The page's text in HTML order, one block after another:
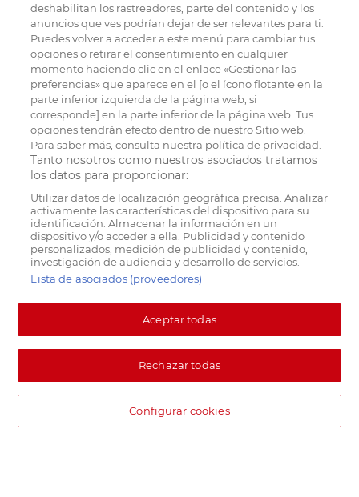
deshabilitan los rastreadores, parte del contenido y los
anuncios que ves podrían dejar de ser relevantes para ti.
Puedes volver a acceder a este menú para cambiar tus
opciones o retirar el consentimiento en cualquier
momento haciendo clic en el enlace «Gestionar las
preferencias» que aparece en el [o el ícono flotante en la
parte inferior izquierda de la página web, si
corresponde] en la parte inferior de la página web. Tus
opciones tendrán efecto dentro de nuestro Sitio web.
Para saber más, consulta nuestra política de privacidad.
Tanto nosotros como nuestros asociados tratamos
los datos para proporcionar:
Utilizar datos de localización geográfica precisa. Analizar
activamente las características del dispositivo para su
identificación. Almacenar la información en un
dispositivo y/o acceder a ella. Publicidad y contenido
personalizados, medición de publicidad y contenido,
investigación de audiencia y desarrollo de servicios.
Lista de asociados (proveedores)
Aceptar todas
Rechazar todas
Configurar cookies